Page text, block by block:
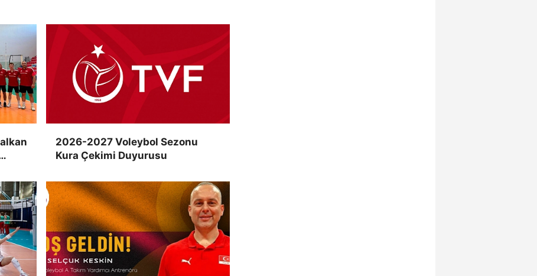
2026-2027 Voleybol Sezonu
Kura Çekimi Duyurusu